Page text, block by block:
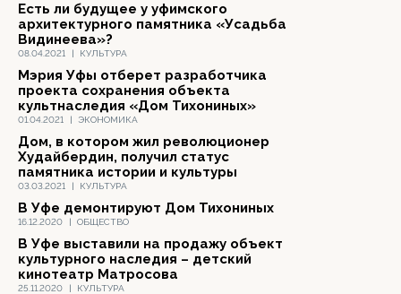
08.04.2021 | КУЛЬТУРА
Есть ли будущее у уфимского
архитектурного памятника «Усадьба
Видинеева»?
01.04.2021 | ЭКОНОМИКА
Мэрия Уфы отберет разработчика
проекта сохранения объекта
культнаследия «Дом Тихониных»
03.03.2021 | КУЛЬТУРА
Дом, в котором жил революционер
Худайбердин, получил статус
памятника истории и культуры
16.12.2020 | ОБЩЕСТВО
В Уфе демонтируют Дом Тихониных
25.11.2020 | КУЛЬТУРА
В Уфе выставили на продажу объект
культурного наследия – детский
кинотеатр Матросова